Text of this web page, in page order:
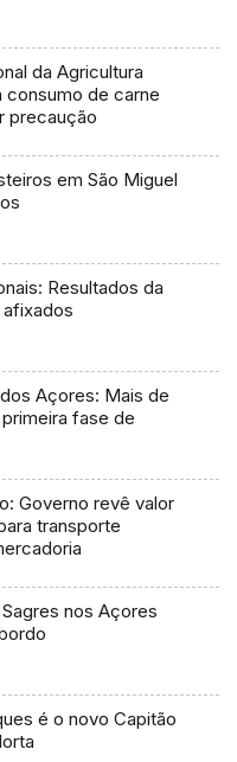
da Agricultura
consumo de carne
precaução
em São Miguel
Resultados da
Açores: Mais de
fase de
Governo revê valor
transporte
nos Açores
é o novo Capitão